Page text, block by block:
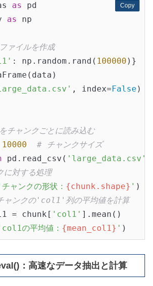
Copy
Copy
as
as np
ァイルを作成
: np.random.rand( 100000 )}
, index=False )
チャンクごとに読み込む
10000
# チャンクサイズ
pd.read_csv( 'large_data.csv'
対する処理
ャンクの形状： {chunk.shape} ' )
ャンクの'col1'列の平均値を計算
= chunk[
'col1' ].mean()
の平均値： {mean_col1} '
：高速なデータ抽出と計算